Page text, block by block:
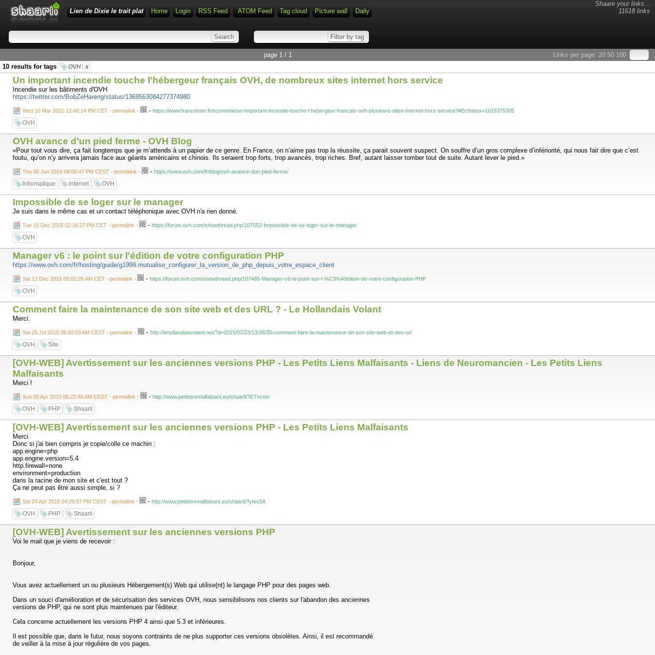
Shaare your links...
11618 links
Lien de Dixie le trait plat Home Login RSS Feed ATOM Feed Tag cloud Picture wall Daily
Links per page: 20 50 100
page 1 / 1
10 results for tags
OVH x
Un important incendie touche l'hébergeur français OVH, de nombreux sites internet hors service
Incendie sur les bâtiments d'OVH
https://twitter.com/BobZeHareng/status/1369563084277374980
Wed 10 Mar 2021 12:48:14 PM CET - permalink - - https://www.franceinter.fr/economie/un-important-incendie-touche-l-hebergeur-francais-ovh-plusieurs-sites-internet-hors-service?#Echobox=1615375305
OVH
OVH avance d’un pied ferme - OVH Blog
«Pour tout vous dire, ça fait longtemps que je m’attends à un papier de ce genre. En France, on n’aime pas trop la réussite, ça parait souvent suspect. On souffre d’un gros complexe d’infériorité, qui nous fait dire que c’est
foutu, qu’on n’y arrivera jamais face aux géants américains et chinois. Ils seraient trop forts, trop avancés, trop riches. Bref, autant laisser tomber tout de suite. Autant lever le pied.»
Thu 06 Jun 2019 08:00:47 PM CEST - permalink - - https://www.ovh.com/fr/blog/ovh-avance-dun-pied-ferme/
Informatique Internet OVH
Impossible de se loger sur le manager
Je suis dans le même cas et un contact téléphonique avec OVH n'a rien donné.
Tue 15 Dec 2015 02:16:27 PM CET - permalink - - https://forum.ovh.com/showthread.php/107552-Impossible-de-se-loger-sur-le-manager
OVH
Manager v6 : le point sur l'édition de votre configuration PHP
https://www.ovh.com/fr/hosting/guide/g1999.mutualise_configurer_la_version_de_php_depuis_votre_espace_client
Sat 12 Dec 2015 05:02:26 AM CET - permalink - - https://forum.ovh.com/showthread.php/107485-Manager-v6-le-point-sur-l-%C3%A9dition-de-votre-configuration-PHP
OVH
Comment faire la maintenance de son site web et des URL ? - Le Hollandais Volant
Merci.
Sat 25 Jul 2015 06:50:03 AM CEST - permalink - - http://lehollandaisvolant.net/?d=2015/07/23/13/38/35-comment-faire-la-maintenance-de-son-site-web-et-des-url
OVH Site
[OVH-WEB] Avertissement sur les anciennes versions PHP - Les Petits Liens Malfaisants - Liens de Neuromancien - Les Petits Liens
Malfaisants
Merci !
Sun 05 Apr 2015 06:22:46 AM CEST - permalink - - http://www.petitetremalfaisant.eu/shaarli/?ETncnw
OVH PHP Shaarli
[OVH-WEB] Avertissement sur les anciennes versions PHP - Les Petits Liens Malfaisants
Merci.
Donc si j'ai bien compris je copie/colle ce machin :
app.engine=php
app.engine.version=5.4
http.firewall=none
environment=production
dans la racine de mon site et c'est tout ?
Ça ne peut pas être aussi simple, si ?
Sat 04 Apr 2015 04:29:57 PM CEST - permalink - - http://www.petitetremalfaisant.eu/shaarli/?yIec5A
OVH PHP Shaarli
[OVH-WEB] Avertissement sur les anciennes versions PHP
Voi le mail que je viens de recevoir :
Bonjour,
Vous avez actuellement un ou plusieurs Hébergement(s) Web qui utilise(nt) le langage PHP pour des pages web.
Dans un souci d'amélioration et de sécurisation des services OVH, nous sensibilisons nos clients sur l'abandon des anciennes
versions de PHP, qui ne sont plus maintenues par l'éditeur.
Cela concerne actuellement les versions PHP 4 ainsi que 5.3 et inférieures.
Il est possible que, dans le futur, nous soyons contraints de ne plus supporter ces versions obsolètes. Ainsi, il est recommandé
de veiller à la mise à jour régulière de vos pages.